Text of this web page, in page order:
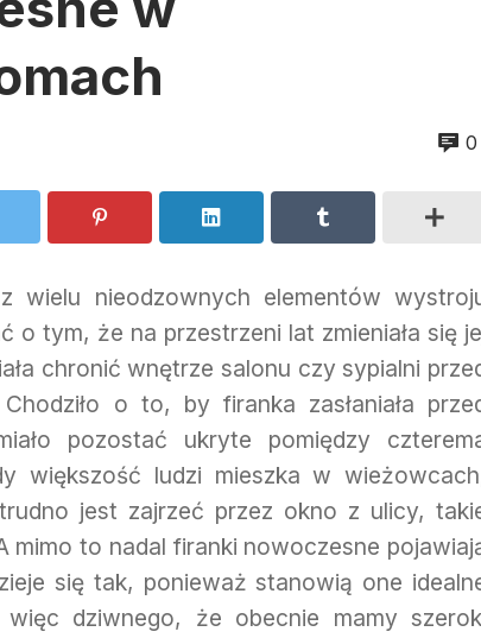
0
wielu nieodzownych elementów
o tym, że na przestrzeni lat zmieniała się
chronić wnętrze salonu czy sypialni
o to, by firanka zasłaniała
pozostać ukryte pomiędzy
większość ludzi mieszka w
jest zajrzeć przez okno z ulicy,
mimo to nadal firanki nowoczesne
się tak, ponieważ stanowią one
dziwnego, że obecnie mamy